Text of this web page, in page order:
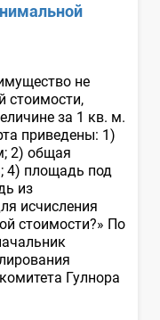
не
стоимости,
за 1 кв. м.
приведены: 1)
2) общая
4) площадь под
из
исчисления
стоимости?» По
Гулнора